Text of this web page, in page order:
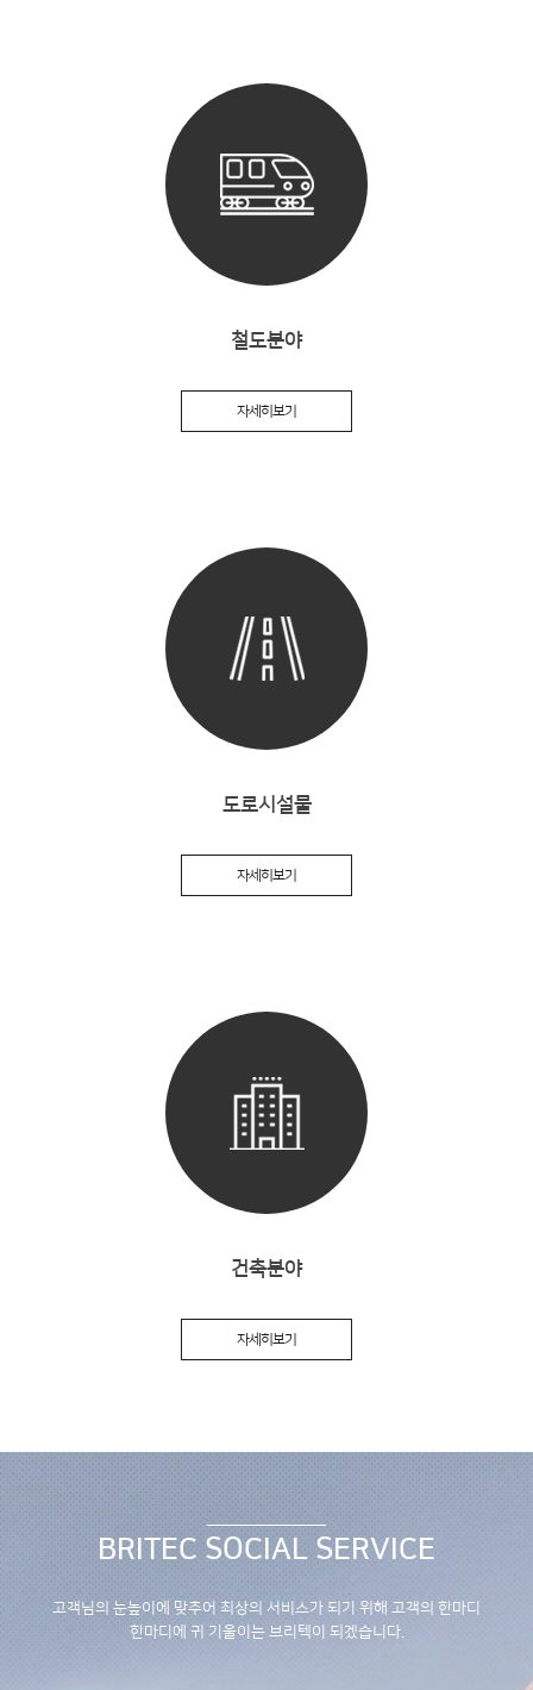
철도분야
자세히보기
도로시설물
자세히보기
건축분야
자세히보기
BRITEC SOCIAL SERVICE
고객님의 눈높이에 맞추어 최상의 서비스가 되기 위해 고객의 한마디
한마디에 귀 기울이는 브리텍이 되겠습니다.